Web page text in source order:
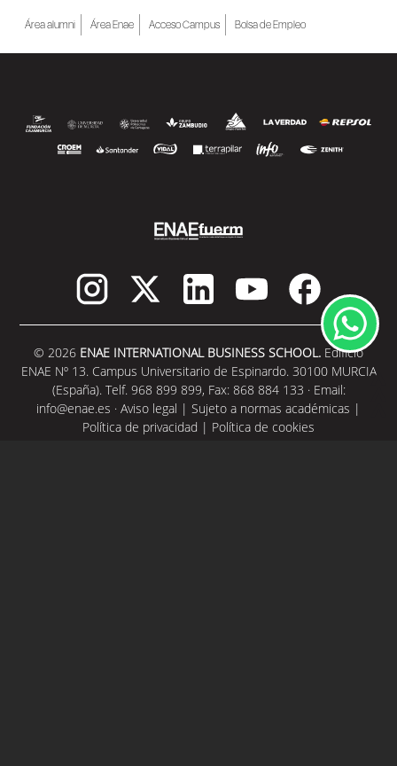
Área alumni Área Enae Acceso Campus Bolsa de Empleo
© 2026 ENAE INTERNATIONAL BUSINESS SCHOOL. Edificio
ENAE Nº 13. Campus Universitario de Espinardo. 30100 MURCIA
(España). Telf. 968 899 899, Fax: 868 884 133 · Email:
info@enae.es · Aviso legal | Sujeto a normas académicas |
Política de privacidad | Política de cookies